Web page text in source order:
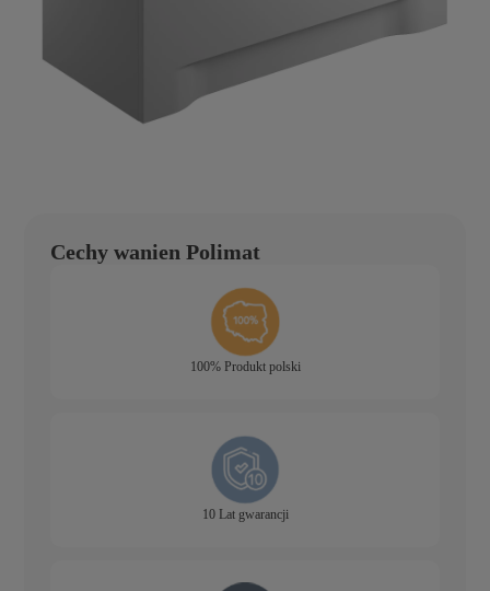
Cechy wanien Polimat
100% Produkt polski
10 Lat gwarancji